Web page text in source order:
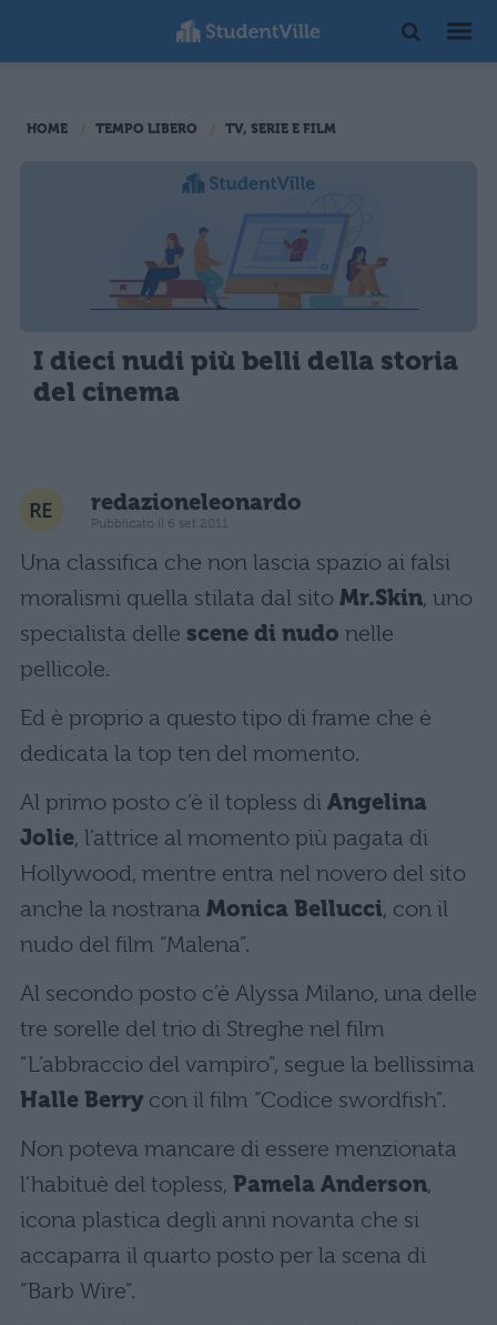
HOME TEMPO LIBERO TV, SERIE E FILM
I dieci nudi più belli della storia
del cinema
redazioneleonardo
Pubblicato il 6 set 2011
Una classifica che non lascia spazio ai falsi
moralismi quella stilata dal sito Mr.Skin, uno
specialista delle scene di nudo nelle
pellicole.
Ed è proprio a questo tipo di frame che è
dedicata la top ten del momento.
Al primo posto c’è il topless di Angelina
Jolie, l’attrice al momento più pagata di
Hollywood, mentre entra nel novero del sito
anche la nostrana Monica Bellucci, con il
nudo del film “Malena”.
Al secondo posto c’è Alyssa Milano, una delle
tre sorelle del trio di Streghe nel film
“L’abbraccio del vampiro”, segue la bellissima
Halle Berry con il film “Codice swordfish”.
Non poteva mancare di essere menzionata
l’habituè del topless, Pamela Anderson,
icona plastica degli anni novanta che si
accaparra il quarto posto per la scena di
“Barb Wire”.